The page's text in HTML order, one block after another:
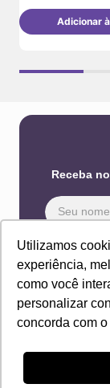
Utilizamos
experiência,
como você
personalizar
concorda com
Adicionar
Receba
Eu